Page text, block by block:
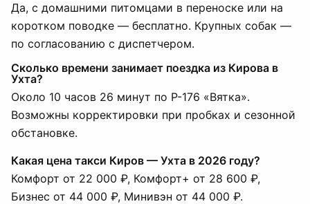
Да, с домашними питомцами в переноске или на
коротком поводке — бесплатно. Крупных собак —
по согласованию с диспетчером.
Сколько времени занимает поездка из Кирова в
Ухта?
Около 10 часов 26 минут по Р-176 «Вятка».
Возможны корректировки при пробках и сезонной
обстановке.
Какая цена такси Киров — Ухта в 2026 году?
Комфорт от 22 000 ₽, Комфорт+ от 28 600 ₽,
Бизнес от 44 000 ₽, Минивэн от 44 000 ₽.